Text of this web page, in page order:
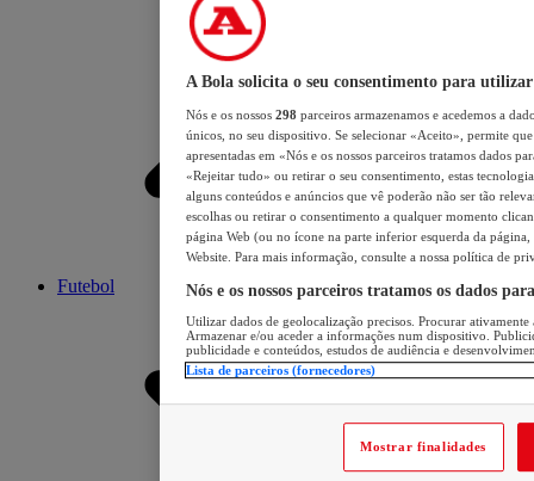
Futebol
A Bola solicita o seu consentimento para utilizar
Nós e os nossos 298 parceiros armazenamos e acedemos a
únicos, no seu dispositivo. Se selecionar «Aceito», permite
apresentadas em «Nós e os nossos parceiros tratamos dados
«Rejeitar tudo» ou retirar o seu consentimento, estas
alguns conteúdos e anúncios que vê poderão não ser tão
escolhas ou retirar o consentimento a qualquer momento
página Web (ou no ícone na parte inferior esquerda da página,
Website. Para mais informação, consulte a nossa política de
Nós e os nossos parceiros tratamos os dados
Utilizar dados de geolocalização precisos. Procurar
Armazenar e/ou aceder a informações num dispositivo.
publicidade e conteúdos, estudos de audiência e
Lista de parceiros (fornecedores)
Mostrar finalidades